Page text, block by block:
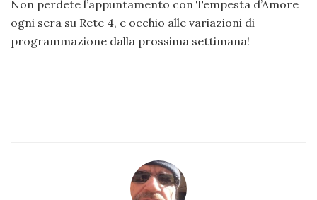
Non perdete l’appuntamento con Tempesta d’Amore
ogni sera su Rete 4, e occhio alle variazioni di
programmazione dalla prossima settimana!